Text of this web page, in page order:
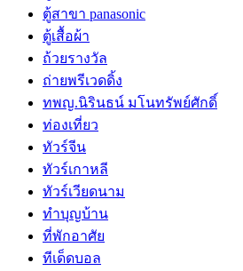
ตู้สาขา panasonic
ตู้เสื้อผ้า
ถ้วยรางวัล
ถ่ายพรีเวดดิ้ง
ทพญ.นิรินธน์ มโนทรัพย์ศักดิ์
ท่องเที่ยว
ทัวร์จีน
ทัวร์เกาหลี
ทัวร์เวียดนาม
ทำบุญบ้าน
ที่พักอาศัย
ทีเด็ดบอล